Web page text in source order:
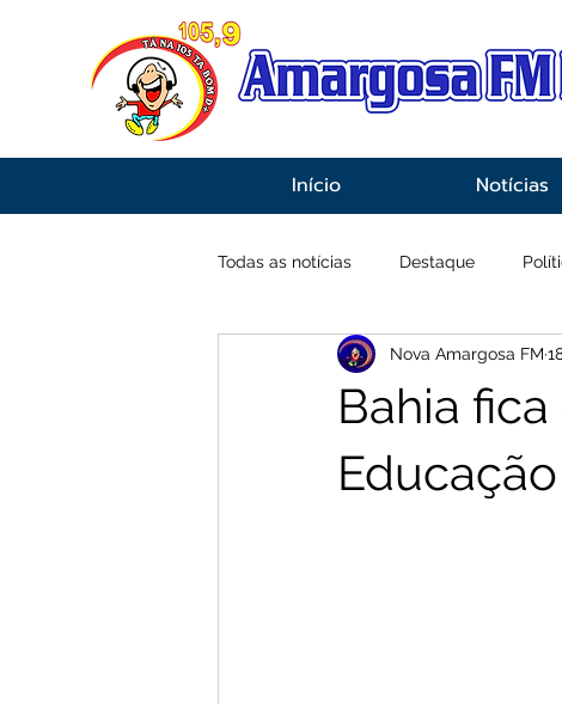
Início Notícias
Todas as notícias Destaque
Economia Esportes
Bahia
Nova Amargosa FM